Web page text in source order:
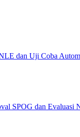
dan Uji Coba
SPOG dan Evaluasi